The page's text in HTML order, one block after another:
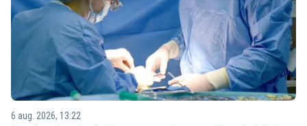
6 aug. 2026, 13:22